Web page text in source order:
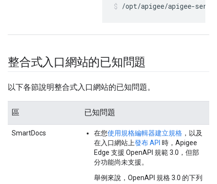
/opt/apigee/apigee-
整合式入口網站的已知問題
以下各節說明整合式入口網站的已知問題。
區 已知問題
SmartDocs 在您使用規格編輯器建立規格 ，以及
在入口網站上發布 API 時，Apigee
Edge 支援 OpenAPI 規範 3.0，但部
分功能尚未支援。
舉例來說，OpenAPI 規格 3.0 的下列